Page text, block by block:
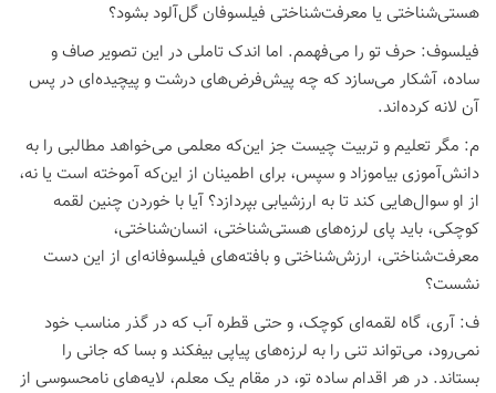
هستی‌شناختی یا معرفت‌شناختی فیلسوفان گل‌آلود بشود؟
فیلسوف: حرف تو را می‌فهمم. اما اندک تاملی در این تصویر صاف و
ساده، آشکار می‌سازد که چه پیش‌فرض‌های درشت و پیچیده‌ای در پس
آن لانه کرده‌اند.
م: مگر تعلیم و تربیت چیست جز این‌که معلمی می‌خواهد مطالبی را به
دانش‌آموزی بیاموزاد و سپس، برای اطمینان از این‌که آموخته است یا نه،
از او سوال‌هایی کند تا به ارزشیابی بپردازد؟ آیا با خوردن چنین لقمه
کوچکی، باید پای لرزه‌های هستی‌شناختی، انسان‌شناختی،
معرفت‌شناختی، ارزش‌شناختی و بافته‌های فیلسوفانه‌ای از این دست
نشست؟
ف: آری، گاه لقمه‌ای کوچک، و حتی قطره آب که در گذر مناسب خود
نمی‌رود، می‌تواند تنی را به لرزه‌های پیاپی بیفکند و بسا که جانی را
بستاند. در هر اقدام ساده تو، در مقام یک معلم، لایه‌های نامحسوسی از